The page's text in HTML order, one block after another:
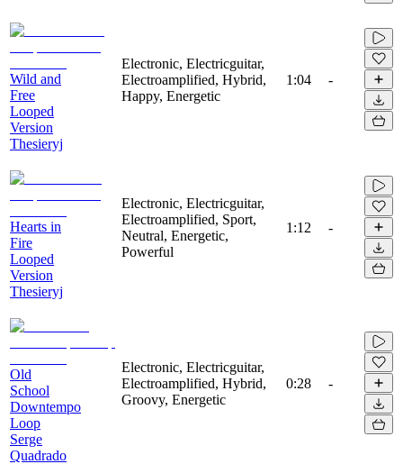
Wild and
Free
Looped
Version
Thesieryj
Electronic, Electricguitar,
Electroamplified, Hybrid,
Happy, Energetic
1:04 -
Hearts in
Fire
Looped
Version
Thesieryj
Electronic, Electricguitar,
Electroamplified, Sport,
Neutral, Energetic,
Powerful
1:12 -
Old
School
Downtempo
Loop
Serge
Quadrado
Electronic, Electricguitar,
Electroamplified, Hybrid,
Groovy, Energetic
0:28 -